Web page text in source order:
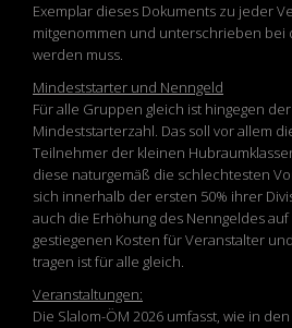
Exemplar dieses Dokuments zu jeder
mitgenommen und unterschrieben bei
werden muss.
Mindeststarter und Nenngeld
Für alle Gruppen gleich ist hingegen
Mindeststarterzahl. Das soll vor allem
Teilnehmer der kleinen
diese naturgemäß die schlechtesten
sich innerhalb der ersten 50% ihrer
auch die Erhöhung des Nenngeldes
gestiegenen Kosten für Veranstalter
tragen ist für alle gleich.
Veranstaltungen:
Die Slalom-ÖM 2026 umfasst, wie in